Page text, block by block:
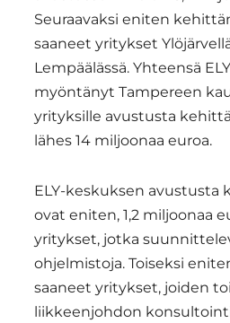
Seuraavaksi eniten
saaneet yritykset
Lempäälässä. Yhteensä
myöntänyt Tampereen
yrityksille avustusta
lähes 14 miljoonaa euroa. ​
ELY-keskuksen avustusta
ovat eniten, 1,2 miljoonaa
yritykset, jotka
ohjelmistoja. Toiseksi
saaneet yritykset, joiden
liikkeenjohdon